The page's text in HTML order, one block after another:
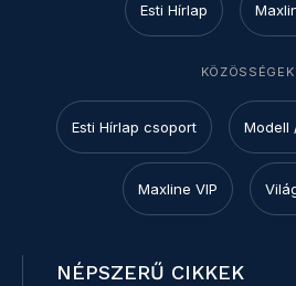
Esti Hírlap
KÖZÖSSÉGEK
Esti Hírlap csoport Modell
Maxline VIP
NÉPSZERŰ CIKKEK